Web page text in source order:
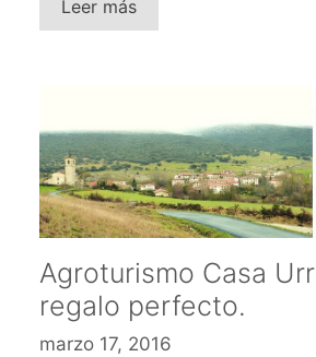
Leer más
Agroturismo Casa
regalo perfecto.
marzo 17, 2016